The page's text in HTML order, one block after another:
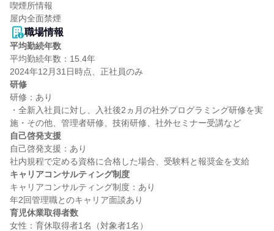
喫煙所情報
屋内全面禁煙
職場情報
平均勤続年数
平均勤続年数：15.4年
研修
研修：あり
・全新入社員に対し、入社後2ヵ月の社外プログラミング研修を実
自己啓発支援
自己啓発支援：あり
キャリアコンサルティング制度
キャリアコンサルティング制度：あり
育児休業取得者数
女性：育休取得者1名（対象者1名）